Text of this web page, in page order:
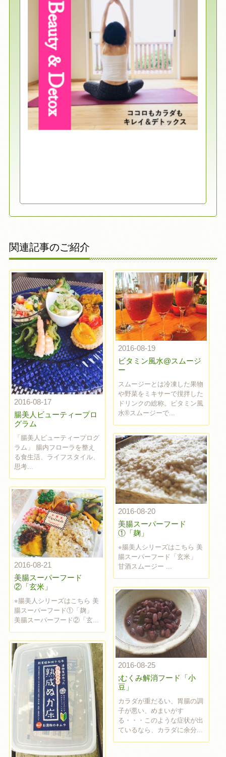
関連記事のご紹介
2016-08-17
腸美人ビューティープロ
グラム
「腸美人ビューティープログ
ラム」 腸内フローラを整え
る食生活、ライフスタイル、
思考...
2016-08-19
ビタミン風水@スムージ
ー
スムージーとは冷凍した果物
や野菜をミキサーで撹拌した
ドリンクの総称。ビタミン風
水®︎スムージーで...
2016-08-20
美腸スーパーフード
①「麹」
⭐︎腸美人シリーズはこちら 美
腸スーパーフード「玄米」
甘酒スムージー ...
2016-08-21
美腸スーパーフード
②「玄米」
⭐︎腸美人シリーズはこちら 美
腸スーパーフード①「麹」
美腸スーパーフード②「玄...
2016-08-25
;むくみ解消フード「小
豆」
カラダが重だるい、胃腸の調
子が悪い、めまいがす
る・・・このような症状が出
ているなら、カラダに余分...